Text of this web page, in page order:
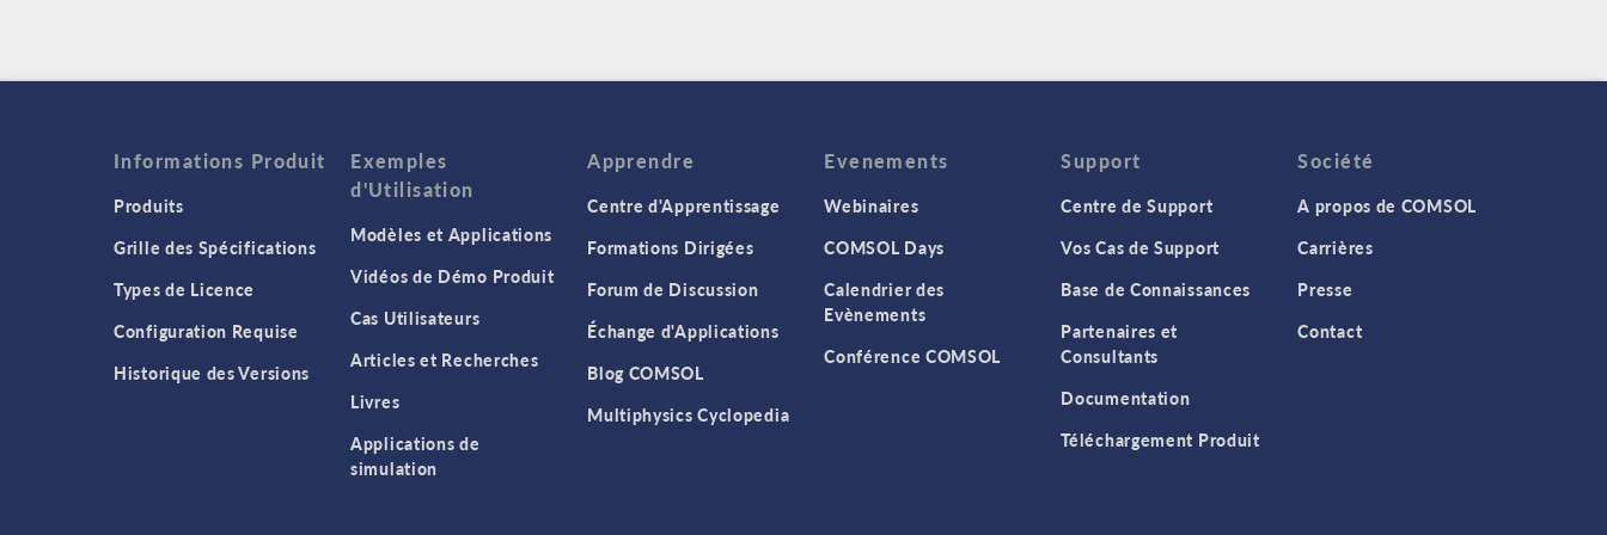
Informations Produit
Produits
Grille des Spécifications
Types de Licence
Configuration Requise
Historique des Versions
Exemples
d'Utilisation
Modèles et Applications
Vidéos de Démo Produit
Cas Utilisateurs
Articles et Recherches
Livres
Applications de
simulation
Apprendre
Centre d'Apprentissage
Formations Dirigées
Forum de Discussion
Échange d'Applications
Blog COMSOL
Multiphysics Cyclopedia
Evenements
Webinaires
COMSOL Days
Calendrier des
Evènements
Conférence COMSOL
Support
Centre de Support
Vos Cas de Support
Base de Connaissances
Partenaires et
Consultants
Documentation
Téléchargement Produit
Société
A propos de COMSOL
Carrières
Presse
Contact